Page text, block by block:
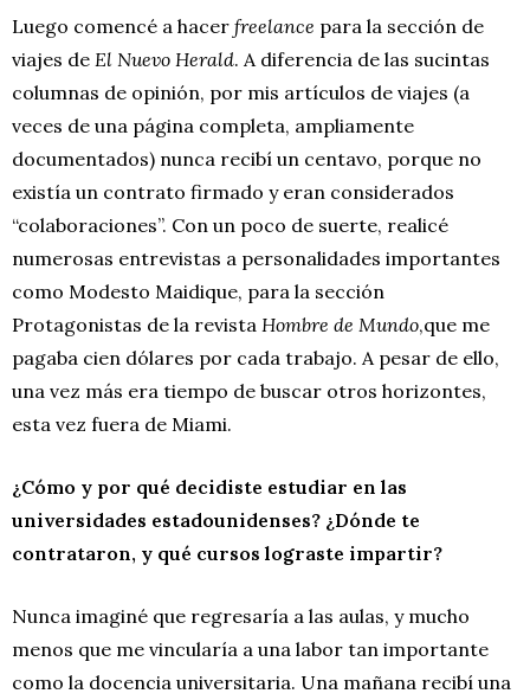
Luego comencé a hacer freelance para la sección de
viajes de El Nuevo Herald. A diferencia de las sucintas
columnas de opinión, por mis artículos de viajes (a
veces de una página completa, ampliamente
documentados) nunca recibí un centavo, porque no
existía un contrato firmado y eran considerados
“colaboraciones”. Con un poco de suerte, realicé
numerosas entrevistas a personalidades importantes
como Modesto Maidique, para la sección
Protagonistas de la revista Hombre de Mundo,que me
pagaba cien dólares por cada trabajo. A pesar de ello,
una vez más era tiempo de buscar otros horizontes,
esta vez fuera de Miami.
¿Cómo y por qué decidiste estudiar en las
universidades estadounidenses? ¿Dónde te
contrataron, y qué cursos lograste impartir?
Nunca imaginé que regresaría a las aulas, y mucho
menos que me vincularía a una labor tan importante
como la docencia universitaria. Una mañana recibí una